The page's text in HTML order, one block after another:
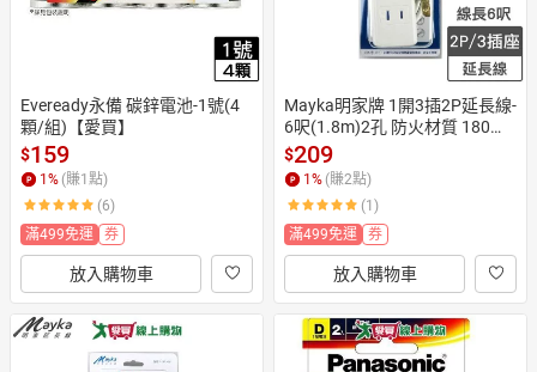
Eveready永備 碳鋅電池-1號(4
顆/組)【愛買】
$159
1 % (賺1 點)
(6)
滿499免運
券
放入購物車
Mayka明家牌 1開3插2P延長線-
6呎(1.8m)2孔 防火材質 180度
旋轉插頭【愛買】
$209
1 % (賺2點)
(1)
滿499免運
券
放入購物車